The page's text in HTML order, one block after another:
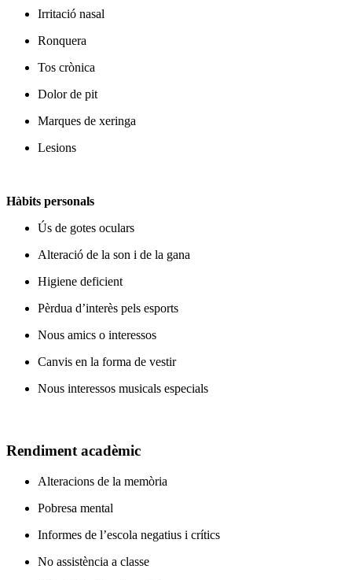
Irritació nasal
Ronquera
Tos crònica
Dolor de pit
Marques de xeringa
Lesions
Hàbits personals
Ús de gotes oculars
Alteració de la son i de la gana
Higiene deficient
Pèrdua d’interès pels esports
Nous amics o interessos
Canvis en la forma de vestir
Nous interessos musicals especials
Rendiment acadèmic
Alteracions de la memòria
Pobresa mental
Informes de l’escola negatius i crítics
No assistència a classe